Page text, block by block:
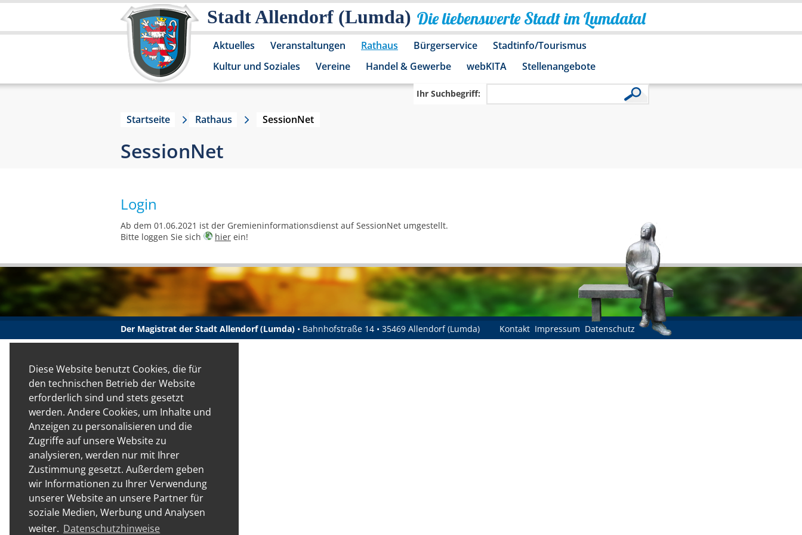
Diese Website benutzt Cookies, die für
den technischen Betrieb der Website
erforderlich sind und stets gesetzt
werden. Andere Cookies, um Inhalte und
Anzeigen zu personalisieren und die
Zugriffe auf unsere Website zu
analysieren, werden nur mit Ihrer
Zustimmung gesetzt. Außerdem geben
wir Informationen zu Ihrer Verwendung
unserer Website an unsere Partner für
soziale Medien, Werbung und Analysen
weiter. Datenschutzhinweise
Stadt Allendorf (Lumda) Die liebenswerte Stadt im Lumdatal
Aktuelles Veranstaltungen Rathaus Bürgerservice
Stadtinfo/Tourismus
Kultur und Soziales
Vereine Handel & Gewerbe webKITA Stellenangebote
Ihr Suchbegriff:
Startseite Rathaus SessionNet
SessionNet
Login
Ab dem 01.06.2021 ist der Gremieninformationsdienst auf SessionNet umgestellt.
Bitte loggen Sie sich
hier ein!
Der Magistrat der Stadt Allendorf (Lumda) • Bahnhofstraße 14 • 35469 Allendorf (Lumda) Kontakt Impressum Datenschutz